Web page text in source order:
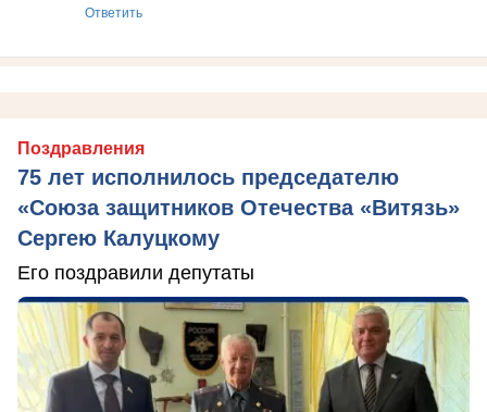
Ответить
Поздравления
75 лет исполнилось председателю
«Союза защитников Отечества «Витязь»
Сергею Калуцкому
Его поздравили депутаты